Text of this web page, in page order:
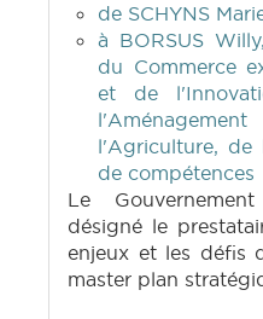
de SCHYNS
à BORSUS
du Commerce
et de
l'Agriculture, de
de compétences
Le
désigné le
enjeux et les défis
master plan